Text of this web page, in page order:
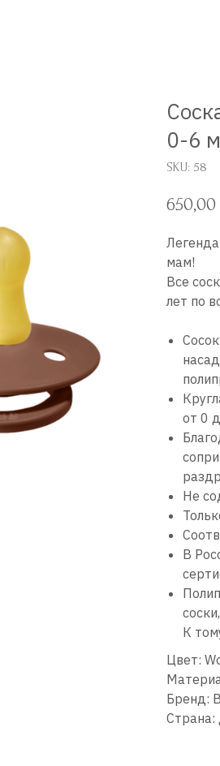
0-6
SKU: 58
650,00
мам!
Все
лет по
от 0
Не
В
К
Цвет:
Бренд:
Страна: